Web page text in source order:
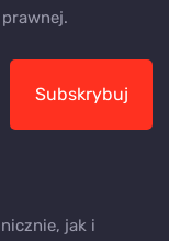
Subskrybuj
jak i